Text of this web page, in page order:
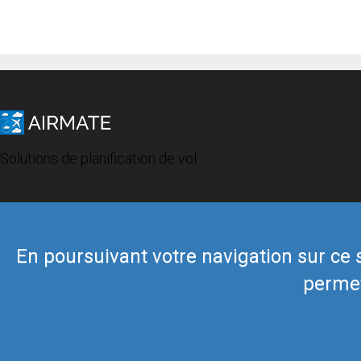
En poursuivant votre navigation sur ce
Solutions de planification de vol